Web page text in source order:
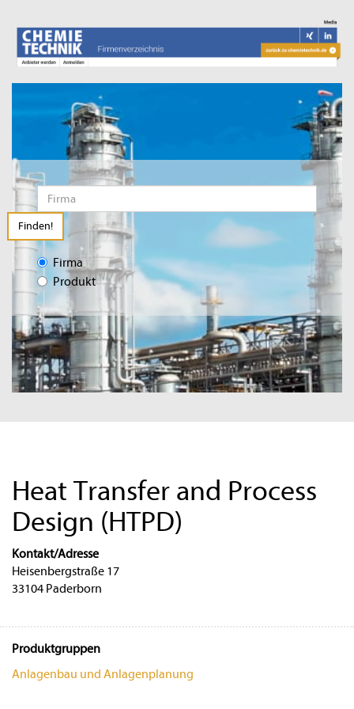
Finden!
Firma
Produkt
Heat Transfer and Process
Design (HTPD)
Kontakt/Adresse
Heisenbergstraße 17
33104 Paderborn
Produktgruppen
Anlagenbau und Anlagenplanung